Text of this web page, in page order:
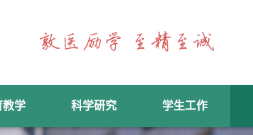
教学 科学研究 学生工作